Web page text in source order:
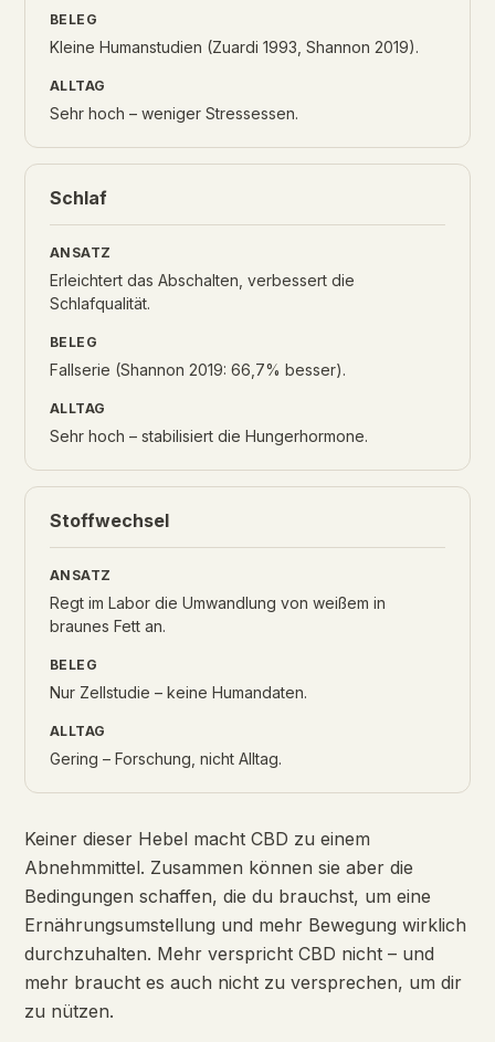
Kleine Humanstudien (Zuardi 1993, Shannon 2019).
Sehr hoch – weniger Stressessen.
Schlaf
Erleichtert das Abschalten, verbessert die
Schlafqualität.
Fallserie (Shannon 2019: 66,7% besser).
Sehr hoch – stabilisiert die Hungerhormone.
Stoffwechsel
Regt im Labor die Umwandlung von weißem in
braunes Fett an.
Nur Zellstudie – keine Humandaten.
Gering – Forschung, nicht Alltag.
Keiner dieser Hebel macht CBD zu einem
Abnehmmittel. Zusammen können sie aber die
Bedingungen schaffen, die du brauchst, um eine
Ernährungsumstellung und mehr Bewegung wirklich
durchzuhalten. Mehr verspricht CBD nicht – und
mehr braucht es auch nicht zu versprechen, um dir
zu nützen.